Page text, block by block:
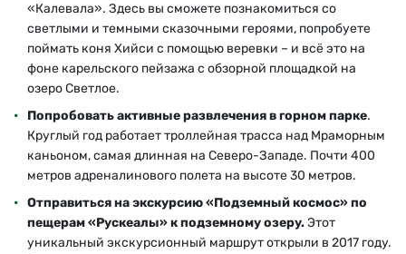
«Калевала». Здесь вы сможете познакомиться со
светлыми и темными сказочными героями, попробуете
поймать коня Хийси с помощью веревки – и всё это на
фоне карельского пейзажа с обзорной площадкой на
озеро Светлое.
Попробовать активные развлечения в горном парке.
Круглый год работает троллейная трасса над Мраморным
каньоном, самая длинная на Северо-Западе. Почти 400
метров адреналинового полета на высоте 30 метров.
Отправиться на экскурсию «Подземный космос» по
пещерам «Рускеалы» к подземному озеру.Этот
уникальный экскурсионный маршрут открыли в 2017 году.